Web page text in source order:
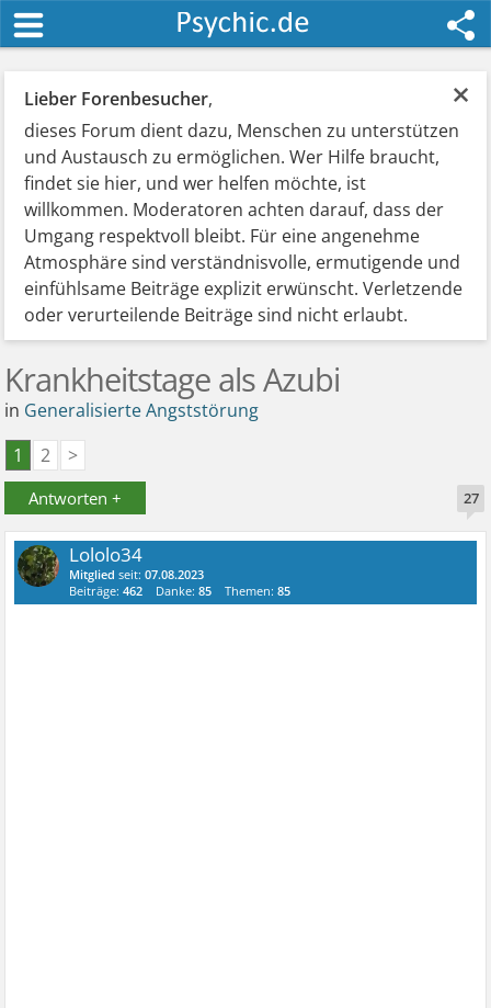
×
Lieber Forenbesucher,
dieses Forum dient dazu, Menschen zu unterstützen
und Austausch zu ermöglichen. Wer Hilfe braucht,
findet sie hier, und wer helfen möchte, ist
willkommen. Moderatoren achten darauf, dass der
Umgang respektvoll bleibt. Für eine angenehme
Atmosphäre sind verständnisvolle, ermutigende und
einfühlsame Beiträge explizit erwünscht. Verletzende
oder verurteilende Beiträge sind nicht erlaubt.
Krankheitstage als Azubi
in Generalisierte Angststörung
1
2 >
Antworten + 27
Lololo34
Mitglied seit:07.08.2023
Beiträge:462 Danke:85 Themen:85